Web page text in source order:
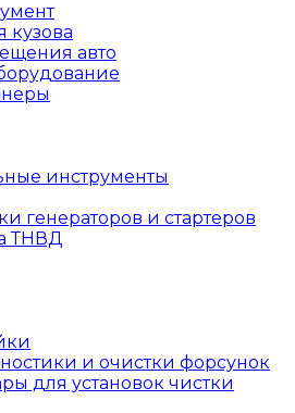
кузова
авто
инструменты
генераторов и стартеров
ТНВД
и очистки форсунок
для установок чистки